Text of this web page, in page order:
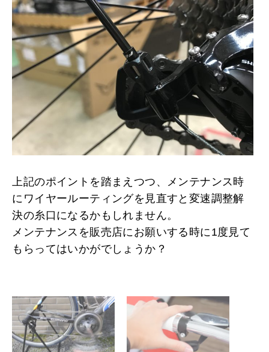
上記のポイントを踏まえつつ、メンテナンス時
にワイヤールーティングを見直すと変速調整解
決の糸口になるかもしれません。
メンテナンスを販売店にお願いする時に1度見て
もらってはいかがでしょうか？